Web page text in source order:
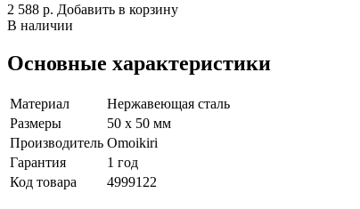
2 588 р. Добавить в корзину
В наличии
Основные характеристики
Материал
Нержавеющая сталь
Размеры
50 х 50 мм
Производитель Omoikiri
Гарантия
1 год
Код товара
4999122